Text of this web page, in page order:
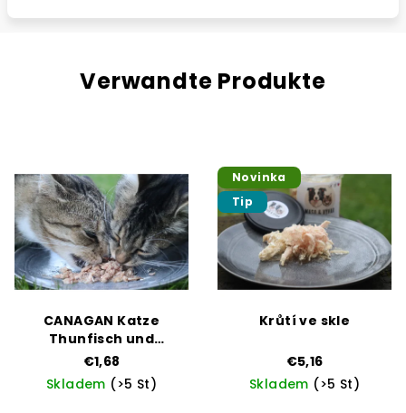
Verwandte Produkte
CANAGAN Katze
Thunfisch und
Muscheln
€1,68
Skladem (>5 St)
Novinka
Tip
Krůtí ve skle
€5,16
Skladem (>5 St)